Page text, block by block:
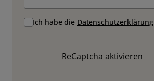
Ich habe die Datenschutzerklärung
ReCaptcha aktivieren